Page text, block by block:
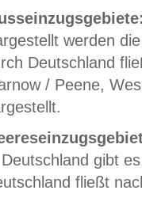
werden
Deutschland
/ Peene,
gibt
fließt